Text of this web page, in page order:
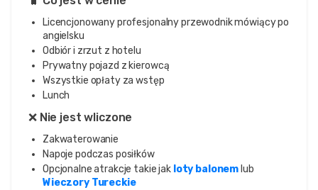
Licencjonowany profesjonalny przewodnik mówiący po
angielsku
Odbiór i zrzut z hotelu
Prywatny pojazd z kierowcą
Wszystkie opłaty za wstęp
Lunch
❌ Nie jest wliczone
Zakwaterowanie
Napoje podczas posiłków
Opcjonalne atrakcje takie jak loty balonem lub
Wieczory Tureckie